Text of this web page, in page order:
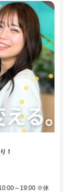
！
～19:00 ※休